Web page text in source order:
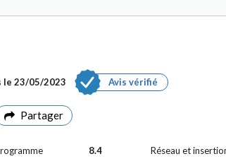
le 23/05/2023 Avis vérifié
Partager
8.4
Réseau et